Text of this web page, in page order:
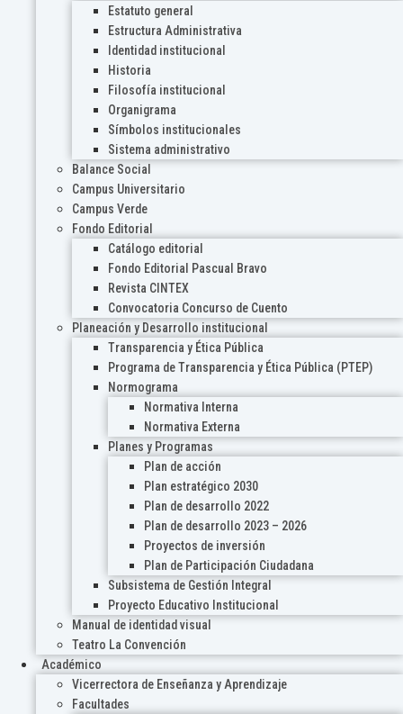
Estatuto general
Estructura Administrativa
Identidad institucional
Historia
Filosofía institucional
Organigrama
Símbolos institucionales
Sistema administrativo
Balance Social
Campus Universitario
Campus Verde
Fondo Editorial
Catálogo editorial
Fondo Editorial Pascual Bravo
Revista CINTEX
Convocatoria Concurso de Cuento
Planeación y Desarrollo institucional
Transparencia y Ética Pública
Programa de Transparencia y Ética Pública (PTEP)
Normograma
Normativa Interna
Normativa Externa
Planes y Programas
Plan de acción
Plan estratégico 2030
Plan de desarrollo 2022
Plan de desarrollo 2023 – 2026
Proyectos de inversión
Plan de Participación Ciudadana
Subsistema de Gestión Integral
Proyecto Educativo Institucional
Manual de identidad visual
Teatro La Convención
Académico
Vicerrectora de Enseñanza y Aprendizaje
Facultades